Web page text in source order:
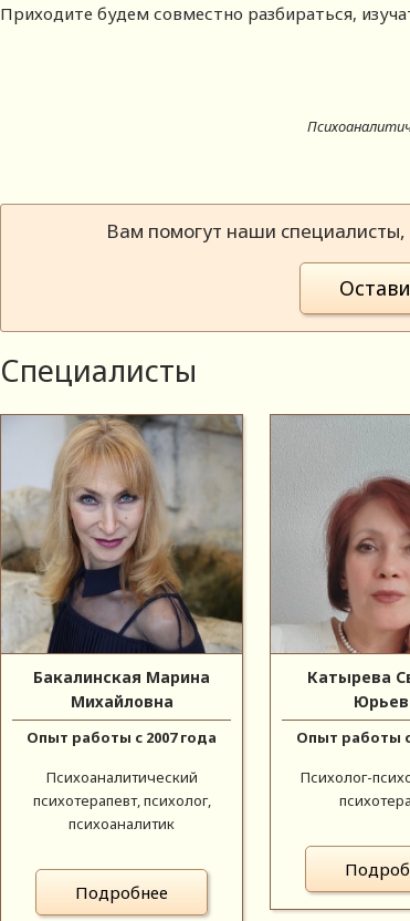
Приходите будем совместно разбираться,
Вам помогут наши
Специалисты
Бакалинская Марина
Михайловна
Опыт работы с 2007 года
Психоаналитический
психотерапевт, психолог,
психоаналитик
Подробнее
Катырева
Опыт работы с
Психолог-